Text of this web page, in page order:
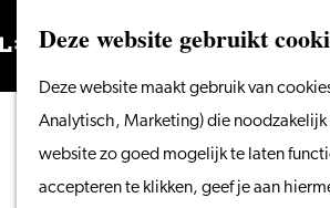
Deze website gebruikt
Deze website maakt gebruik van
Analytisch, Marketing) die noodzakelijk
website zo goed mogelijk te laten
accepteren te klikken, geef je aan
Ga
naar
homepage
Menu